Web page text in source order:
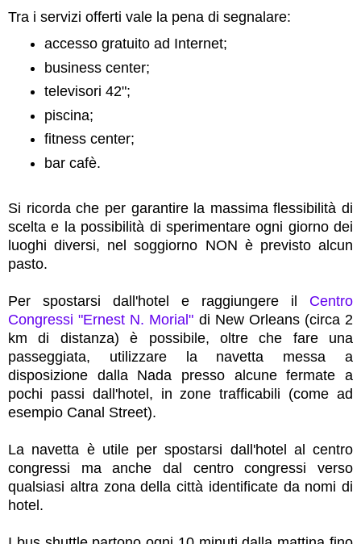
Tra i servizi offerti vale la pena di segnalare:
accesso gratuito ad Internet;
business center;
televisori 42";
piscina;
fitness center;
bar cafè.
Si ricorda che per garantire la massima flessibilità di
scelta e la possibilità di sperimentare ogni giorno dei
luoghi diversi, nel soggiorno NON è previsto alcun
pasto.
Per spostarsi dall'hotel e raggiungere il Centro
Congressi "Ernest N. Morial" di New Orleans (circa 2
km di distanza) è possibile, oltre che fare una
passeggiata, utilizzare la navetta messa a
disposizione dalla Nada presso alcune fermate a
pochi passi dall'hotel, in zone trafficabili (come ad
esempio Canal Street).
La navetta è utile per spostarsi dall'hotel al centro
congressi ma anche dal centro congressi verso
qualsiasi altra zona della città identificate da nomi di
hotel.